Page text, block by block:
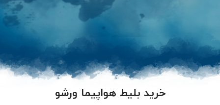
خرید بلیط هواپیما ورشو